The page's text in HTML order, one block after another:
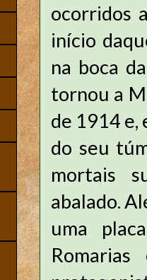
ocorridos
início
na boca
tornou a
de 1914 e,
do seu
mortais
abalado.
uma